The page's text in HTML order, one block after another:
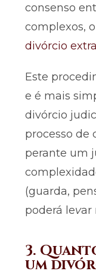
consenso
complexos,
divórcio
Este
e é mais
divórcio
processo de
perante um
(guarda,
poderá levar
3.
um